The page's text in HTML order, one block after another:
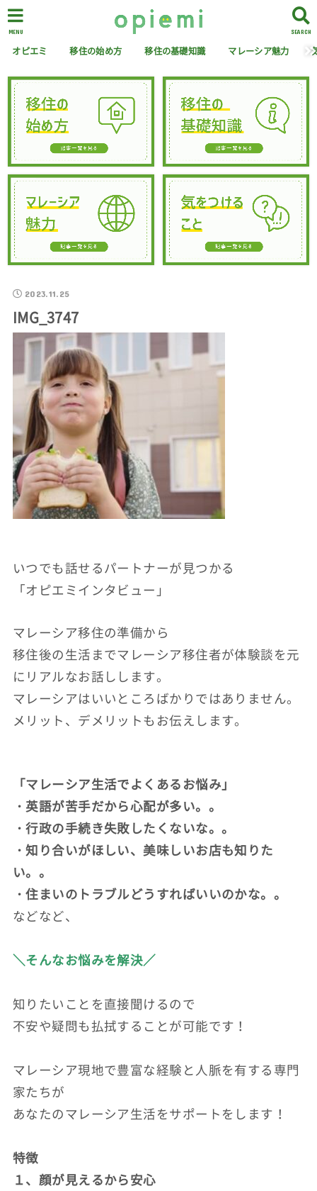
SEARCH
MENU
オピエミ 移住の始め方 移住の基礎知識 マレーシア魅力
2023.11.25
IMG_3747
いつでも話せるパートナーが見つかる
「オピエミインタビュー」
マレーシア移住の準備から
移住後の生活までマレーシア移住者が体験談を元
にリアルなお話しします。
マレーシアはいいところばかりではありません。
メリット、デメリットもお伝えします。
「マレーシア生活でよくあるお悩み」
・英語が苦手だから心配が多い。。
・行政の手続き失敗したくないな。。
・知り合いがほしい、美味しいお店も知りた
い。。
・住まいのトラブルどうすればいいのかな。。
などなど、
＼そんなお悩みを解決／
知りたいことを直接聞けるので
不安や疑問も払拭することが可能です！
マレーシア現地で豊富な経験と人脈を有する専門
家たちが
あなたのマレーシア生活をサポートをします！
特徴
１、顔が見えるから安心